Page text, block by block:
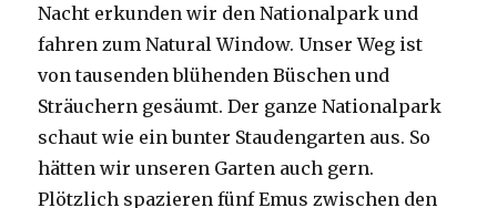
Nacht erkunden wir den Nationalpark und
fahren zum Natural Window. Unser Weg ist
von tausenden blühenden Büschen und
Sträuchern gesäumt. Der ganze Nationalpark
schaut wie ein bunter Staudengarten aus. So
hätten wir unseren Garten auch gern.
Plötzlich spazieren fünf Emus zwischen den